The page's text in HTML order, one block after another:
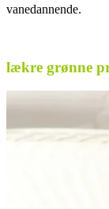
vanedannende.
lækre grønne